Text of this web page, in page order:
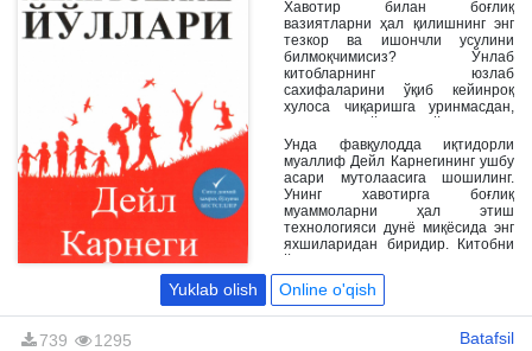
Хавотир билан боғлиқ
вазиятларни ҳал қилишнинг энг
тезкор ва ишончли усулини
билмоқчимисиз? Ўнлаб
китобларнинг юзлаб
сахифаларини ўқиб кейинроқ
хулоса чиқаришга уринмасдан,
ҳозирнинг ўзида қўллашингиз
мумкин бўлган усулларга
мухтожмисиз?
Унда фавқулодда иқтидорли
муаллиф Дейл Карнегининг ушбу
асари мутолаасига шошилинг.
Унинг хавотирга боғлиқ
муаммоларни ҳал этиш
технологияси дунё миқёсида энг
яхшиларидан биридир. Китобни
ўқиш асносида хавотирсиз яшаш
мумкинлигига хам амин бўласиз.
Хаётий фаолиятингиз ва
кайфиятингизни юқори даражада
Yuklab olish Online o'qish
739 1295 Batafsil